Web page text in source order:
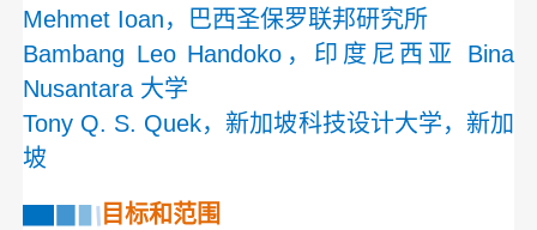
Mehmet Ioan，巴西圣保罗联邦研究所
Bambang Leo Handoko，印度尼西亚 Bina
Nusantara 大学
Tony Q. S. Quek，新加坡科技设计大学，新加
坡
目标和范围